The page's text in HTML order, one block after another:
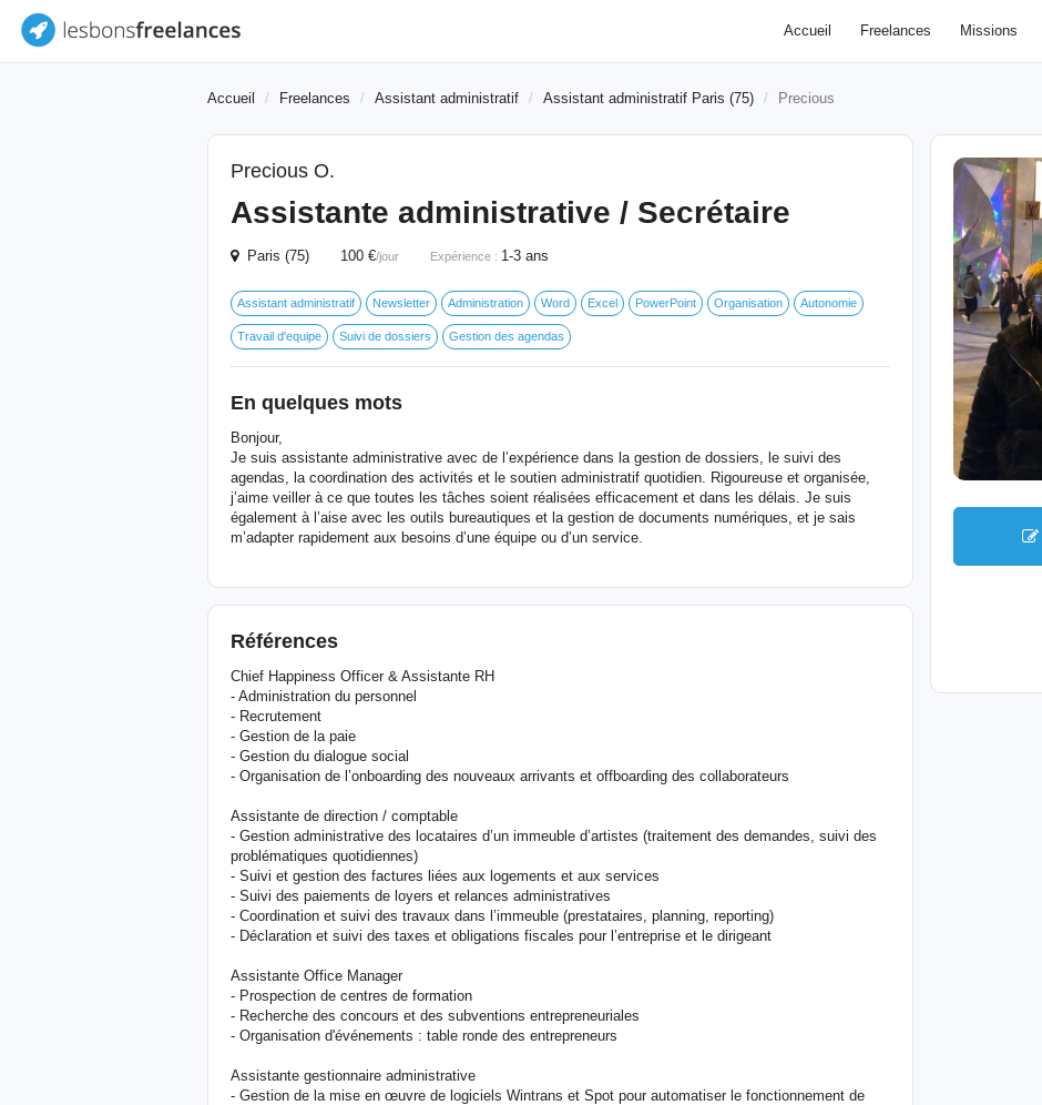
Accueil Freelances Missions
Accueil Freelances Assistant administratif Assistant administratif Paris (75) Precious
Precious O.
Assistante administrative / Secrétaire
Paris (75) 100 €/jour Expérience : 1-3 ans
Assistant administratif Newsletter Administration Word Excel PowerPoint Organisation Autonomie
Travail d'equipe Suivi de dossiers Gestion des agendas
En quelques mots
Bonjour,
Je suis assistante administrative avec de l’expérience dans la gestion de dossiers, le suivi des
agendas, la coordination des activités et le soutien administratif quotidien. Rigoureuse et organisée,
j’aime veiller à ce que toutes les tâches soient réalisées efficacement et dans les délais. Je suis
également à l’aise avec les outils bureautiques et la gestion de documents numériques, et je sais
m’adapter rapidement aux besoins d’une équipe ou d’un service.
Références
Chief Happiness Officer & Assistante RH
- Administration du personnel
- Recrutement
- Gestion de la paie
- Gestion du dialogue social
- Organisation de l’onboarding des nouveaux arrivants et offboarding des collaborateurs
Assistante de direction / comptable
- Gestion administrative des locataires d’un immeuble d’artistes (traitement des demandes, suivi des
problématiques quotidiennes)
- Suivi et gestion des factures liées aux logements et aux services
- Suivi des paiements de loyers et relances administratives
- Coordination et suivi des travaux dans l’immeuble (prestataires, planning, reporting)
- Déclaration et suivi des taxes et obligations fiscales pour l’entreprise et le dirigeant
Assistante Office Manager
- Prospection de centres de formation
- Recherche des concours et des subventions entrepreneuriales
- Organisation d'événements : table ronde des entrepreneurs
Assistante gestionnaire administrative
- Gestion de la mise en œuvre de logiciels Wintrans et Spot pour automatiser le fonctionnement de